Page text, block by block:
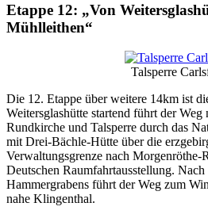
Etappe 12: „Von
Mühlleithen“
Talsperre
Die 12. Etappe über weitere 14km ist
Weitersglashütte startend führt der
Rundkirche und Talsperre durch das
mit Drei-Bächle-Hütte über die
Verwaltungsgrenze nach Morgenröthe-
Deutschen Raumfahrtausstellung. Nach
Hammergrabens führt der Weg zum
nahe Klingenthal.